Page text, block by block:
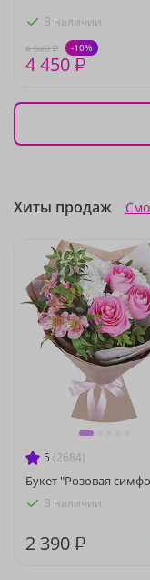
В наличии
4 940 ₽ -10%
4 450 ₽
Хиты продаж
5 (2684)
Букет "Розовая
В наличии
2 390 ₽